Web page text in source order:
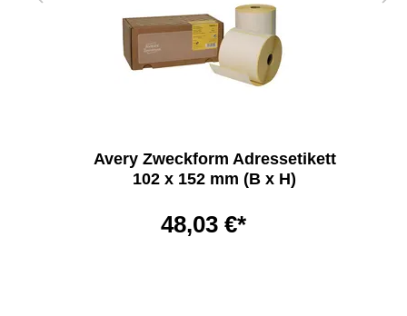
Avery Zweckform Adressetikett
102 x 152 mm (B x H)
48,03 €*